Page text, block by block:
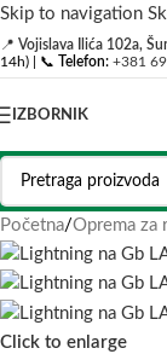
Skip to navigation
📍 Vojislava Ilića 102a,
14h) | 📞 Telefon: +381
IZBORNIK
Početna/Oprema za
Click to enlarge